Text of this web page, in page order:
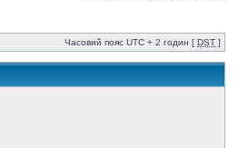
Часовий пояс UTC + 2 годин [ DST ]